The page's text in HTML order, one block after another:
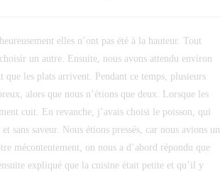
elles n’ont pas été à la hauteur. Tout
un autre. Ensuite, nous avons attendu environ
que les plats arrivent. Pendant ce temps, plusieurs
alors que nous n’étions que deux. Lorsque les
cuit. En revanche, j’avais choisi le poisson, qui
saveur. Nous étions pressés, car nous avions un
mécontentement, on nous a d’abord répondu que
expliqué que la cuisine était petite et qu’il y